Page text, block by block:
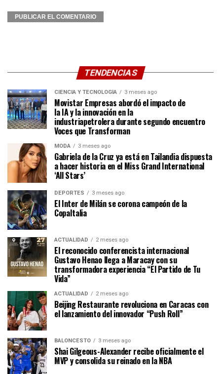
TENDENCIAS
CIENCIA Y TECNOLOGÍA 3 meses ago
Movistar Empresas abordó el impacto de
la IA y la innovación en la
industriapetrolera durante segundo encuentro
Voces que Transforman
MODA 3 meses ago
Gabriela de la Cruz ya está en Tailandia dispuesta
a hacer historia en el Miss Grand International
‘All Stars’
DEPORTES 3 meses ago
El Inter de Milán se corona campeón de la
CopaItalia
ACTUALIDAD 2 meses ago
El reconocido conferencista internacional
Gustavo Henao llega a Maracay con su
transformadora experiencia “El Partido de Tu
Vida”
ACTUALIDAD 2 meses ago
Beijing Restaurante revoluciona en Caracas con
el lanzamiento del innovador “Push Roll”
BALONCESTO 3 meses ago
Shai Gilgeous-Alexander recibe oficialmente el
MVP y consolida su reinado en la NBA